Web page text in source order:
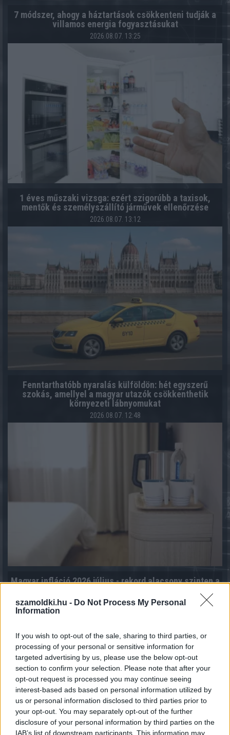
szamoldki.hu - Do Not Process My Personal
Information
If you wish to opt-out of the sale, sharing to third parties, or
processing of your personal or sensitive information for
targeted advertising by us, please use the below opt-out
section to confirm your selection. Please note that after your
opt-out request is processed you may continue seeing
interest-based ads based on personal information utilized by
us or personal information disclosed to third parties prior to
your opt-out. You may separately opt-out of the further
disclosure of your personal information by third parties on the
IAB’s list of downstream participants. This information may
7 módszer, ahogy a háztartások csökkenteni tudják a
villamos energia fogyasztásukat
2026.08.07. 13:25
1 éves műszaki vizsga: ezért szigorúbb a taxisok,
mentők és személyszállító járművek ellenőrzése
2026.08.07. 13:12
Fenntarthatóbb nyaralás külföldön: hét egyszerű
szokás, amellyel a magyar utazók csökkenthetik
környezeti lábnyomukat
2026.08.07. 12:48
Magyar infláció 2026 július - rekord alacsony szinten a
2026.08.07. 09:28